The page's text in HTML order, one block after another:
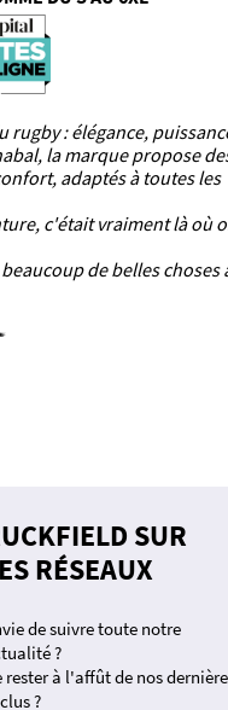
rugby : élégance,
la marque propose
adaptés à toutes les
c'était vraiment là où
de belles choses
SUR
RÉSEAUX
de suivre toute notre
?
rester à l'affût de nos
?
en garantissant la conformité avec